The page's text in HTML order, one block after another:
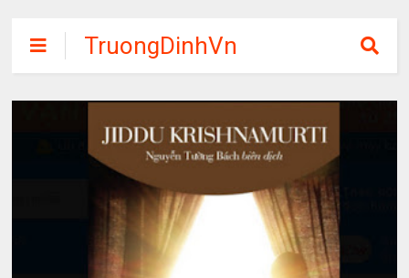
TruongDinhVn
Chia sẽ ebook,
các khóa học,
phần mềm học
tập miễn phí